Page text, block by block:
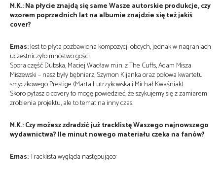
M.K.: Na płycie znajdą się same Wasze autorskie produkcje, czy
wzorem poprzednich lat na albumie znajdzie się też jakiś
cover?
Emas:Jest to płyta pozbawiona kompozycji obcych, jednak w nagraniach
uczestniczyło mnóstwo gości.
Spora część Dubska, Maciej Wacław m.in. z The Cuffs, Adam Misza
Miszewski – nasz były bębniarz, Szymon Kijanka oraz połowa kwartetu
smyczkowego Prestige (Marta Lutrzykowska i Michał Kwaśniak).
Skoro pytasz o covery to mogę powiedzieć, że szykujemy się z zamiarem
zrobienia projektu, ale to temat na inny czas.
M.K.: Czy możesz zdradzić już tracklistę Waszego najnowszego
wydawnictwa? Ile minut nowego materiału czeka na fanów?
Emas:Tracklista wygląda następująco: